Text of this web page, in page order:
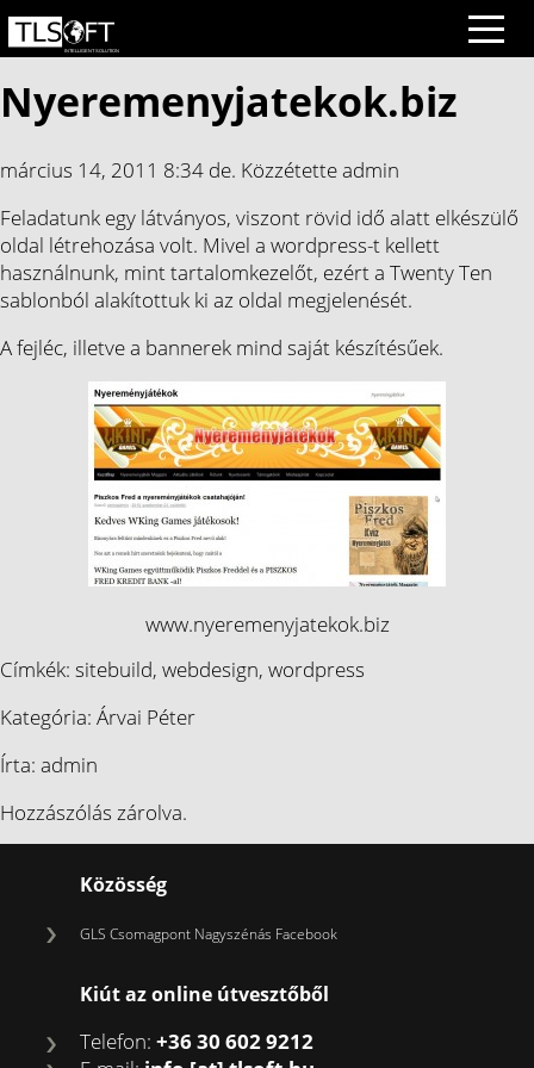
Nyeremenyjatekok.biz
március 14, 2011 8:34 de. Közzétetteadmin
Feladatunk egy látványos, viszont rövid idő alatt elkészülő
oldal létrehozása volt. Mivel a wordpress-t kellett
használnunk, mint tartalomkezelőt, ezért a Twenty Ten
sablonból alakítottuk ki az oldal megjelenését.
A fejléc, illetve a bannerek mind saját készítésűek.
www.nyeremenyjatekok.biz
Címkék: sitebuild, webdesign, wordpress
Kategória: Árvai Péter
Írta: admin
Hozzászólás zárolva.
Közösség
GLS Csomagpont Nagyszénás Facebook
Kiút az online útvesztőből
Telefon:+36 30 602 9212